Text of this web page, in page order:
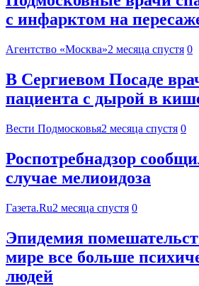
с инфарктом на
Агентство «Москва»2 месяца спустя 0
В Сергиевом Посаде
пациента с дырой в
Вести Подмосковья2 месяца спустя 0
Роспотребнадзор
случае мелиоидоза
Газета.Ru2 месяца спустя 0
Эпидемия
мире все больше
людей